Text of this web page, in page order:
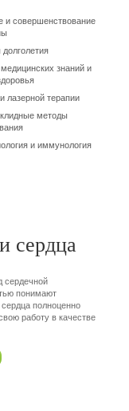
и совершенствование
знаний и
лазерной терапии
методы
и иммунология
сердца
сердечной
понимают
полноценно
работу в качестве